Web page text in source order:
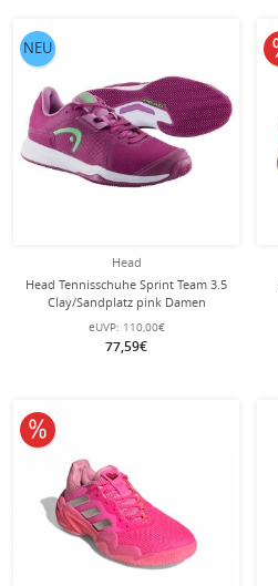
Head
Head Tennisschuhe Sprint Team 3.5
Clay/Sandplatz pink Damen
eUVP: 110,00€
77,59€
NEU
10% reduziert